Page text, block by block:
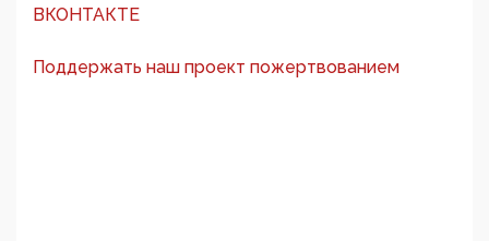
ВКОНТАКТЕ
Поддержать наш проект пожертвованием